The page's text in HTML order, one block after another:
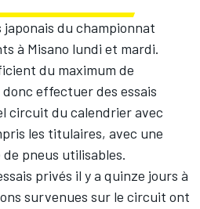
du championnat
à Misano lundi et mardi.
du maximum de
effectuer des essais
circuit du calendrier avec
les titulaires, avec une
pneus utilisables.
privés il y a quinze jours à
survenues sur le circuit ont